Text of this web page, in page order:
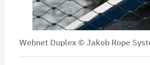
Webnet Duplex © Jakob Rope